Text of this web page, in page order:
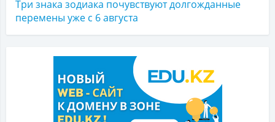
Три знака зодиака почувствуют долгожданные
перемены уже с 6 августа